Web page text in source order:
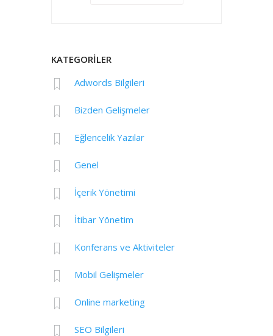
KATEGORİLER
Adwords Bilgileri
Bizden Gelişmeler
Eğlencelik Yazılar
Genel
İçerik Yönetimi
İtibar Yönetim
Konferans ve Aktiviteler
Mobil Gelişmeler
Online marketing
SEO Bilgileri